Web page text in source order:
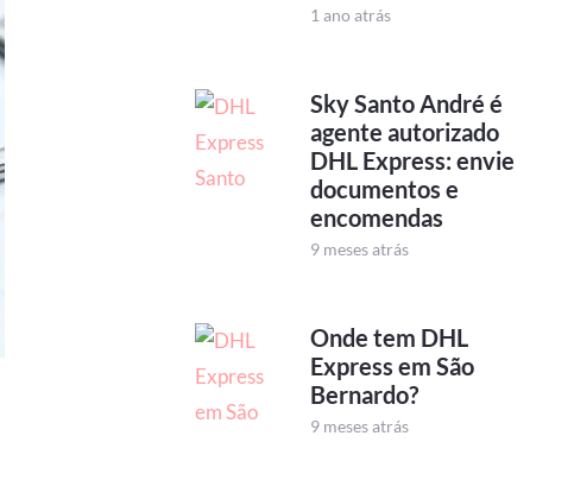
1 ano atrás
Sky Santo André é
agente autorizado
DHL Express: envie
documentos e
encomendas
9 meses atrás
Onde tem DHL
Express em São
Bernardo?
9 meses atrás